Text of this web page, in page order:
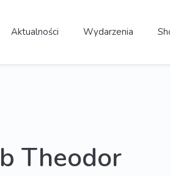
Aktualności Wydarzenia
Theodor